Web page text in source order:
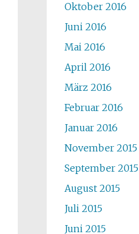
Oktober 2016
Juni 2016
Mai 2016
April 2016
März 2016
Februar 2016
Januar 2016
November 2015
September 2015
August 2015
Juli 2015
Juni 2015